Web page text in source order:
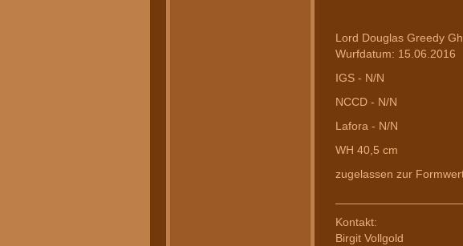
Lord Douglas Greedy
Wurfdatum: 15.06.2016
IGS - N/N
NCCD - N/N
Lafora - N/N
WH 40,5 cm
zugelassen zur
Kontakt:
Birgit Vollgold